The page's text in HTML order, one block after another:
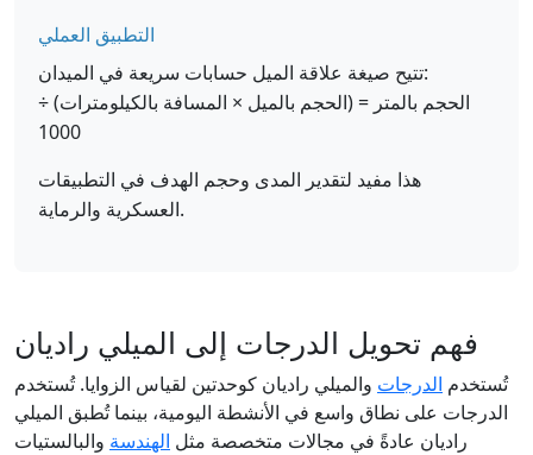
التطبيق العملي
تتيح صيغة علاقة الميل حسابات سريعة في الميدان:
الحجم بالمتر = (الحجم بالميل × المسافة بالكيلومترات) ÷
1000
هذا مفيد لتقدير المدى وحجم الهدف في التطبيقات
العسكرية والرماية.
فهم تحويل الدرجات إلى الميلي راديان
تُستخدم الدرجات والميلي راديان كوحدتين لقياس الزوايا. تُستخدم
الدرجات على نطاق واسع في الأنشطة اليومية، بينما تُطبق الميلي
راديان عادةً في مجالات متخصصة مثل الهندسة والبالستيات